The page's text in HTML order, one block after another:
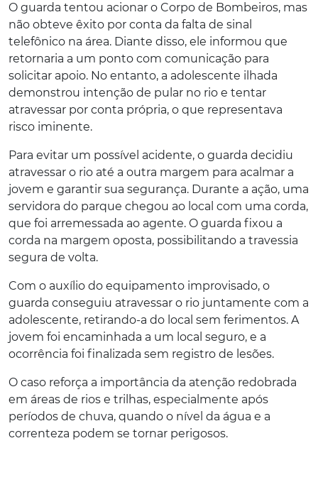
O guarda tentou acionar o Corpo de Bombeiros, mas
não obteve êxito por conta da falta de sinal
telefônico na área. Diante disso, ele informou que
retornaria a um ponto com comunicação para
solicitar apoio. No entanto, a adolescente ilhada
demonstrou intenção de pular no rio e tentar
atravessar por conta própria, o que representava
risco iminente.
Para evitar um possível acidente, o guarda decidiu
atravessar o rio até a outra margem para acalmar a
jovem e garantir sua segurança. Durante a ação, uma
servidora do parque chegou ao local com uma corda,
que foi arremessada ao agente. O guarda fixou a
corda na margem oposta, possibilitando a travessia
segura de volta.
Com o auxílio do equipamento improvisado, o
guarda conseguiu atravessar o rio juntamente com a
adolescente, retirando-a do local sem ferimentos. A
jovem foi encaminhada a um local seguro, e a
ocorrência foi finalizada sem registro de lesões.
O caso reforça a importância da atenção redobrada
em áreas de rios e trilhas, especialmente após
períodos de chuva, quando o nível da água e a
correnteza podem se tornar perigosos.